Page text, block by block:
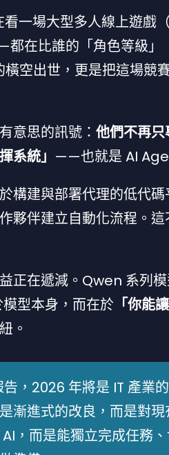
一場大型多人線上遊戲
在比誰的「角色等級」
空出世，更是把這場競
意思的訊號： 他們不再
系統」 ——也就是 AI
構建與部署代理的低代
夥伴建立自動化流程。
正在遞減。Qwen 系列
型本身，而在於 「你能
。
，2026 年將是 IT 產業
漸進式的改良，而是對
，而是能獨立完成任務